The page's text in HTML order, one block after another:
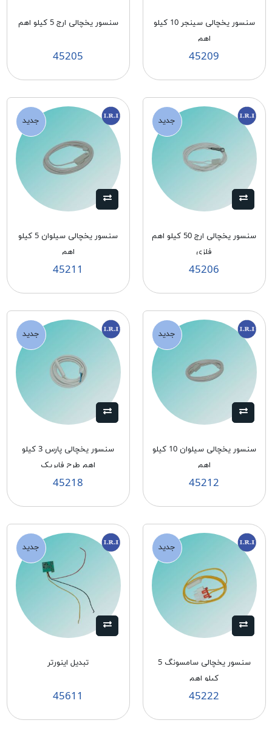
سنسور يخچالی سينجر 10 كيلو
اهم
45209
سنسور يخچالی ارج 5 كيلو اهم
45205
جدید
سنسور يخچالی ارج 50 كيلو اهم
فلزی
45206
جدید
سنسور يخچالی سيلوان 5 كيلو
اهم
45211
جدید
سنسور يخچالی سيلوان 10 كيلو
اهم
45212
جدید
سنسور يخچالی پارس 3 كيلو
اهم طرح فابریک
45218
جدید
سنسور يخچالی سامسونگ 5
كيلو اهم
45222
جدید
تبديل اينورتر
45611